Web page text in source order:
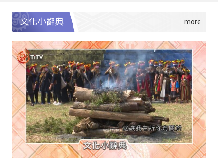
文化小辭典